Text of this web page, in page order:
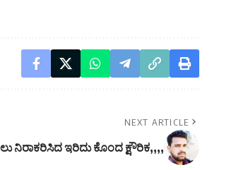
NEXT ARTICLE
ನಿರಾಕರಿಸಿದ ಇರಿದು ಕೊಂದ ಕ್ಷೌರಿಕ,,,,